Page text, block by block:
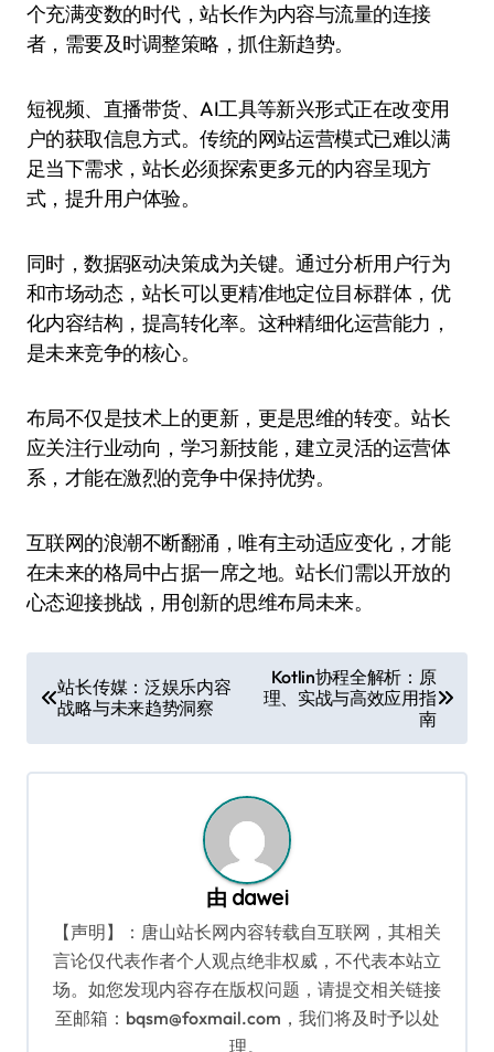
个充满变数的时代，站长作为内容与流量的连接
者，需要及时调整策略，抓住新趋势。
短视频、直播带货、AI工具等新兴形式正在改变用
户的获取信息方式。传统的网站运营模式已难以满
足当下需求，站长必须探索更多元的内容呈现方
式，提升用户体验。
同时，数据驱动决策成为关键。通过分析用户行为
和市场动态，站长可以更精准地定位目标群体，优
化内容结构，提高转化率。这种精细化运营能力，
是未来竞争的核心。
布局不仅是技术上的更新，更是思维的转变。站长
应关注行业动向，学习新技能，建立灵活的运营体
系，才能在激烈的竞争中保持优势。
互联网的浪潮不断翻涌，唯有主动适应变化，才能
在未来的格局中占据一席之地。站长们需以开放的
心态迎接挑战，用创新的思维布局未来。
章
导
航
站长传媒：泛娱乐内容
战略与未来趋势洞察
Kotlin协程全解析：原
理、实战与高效应用指
南
由 dawei
【声明】：唐山站长网内容转载自互联网，其相关
言论仅代表作者个人观点绝非权威，不代表本站立
场。如您发现内容存在版权问题，请提交相关链接
至邮箱：bqsm@foxmail.com，我们将及时予以处
理。